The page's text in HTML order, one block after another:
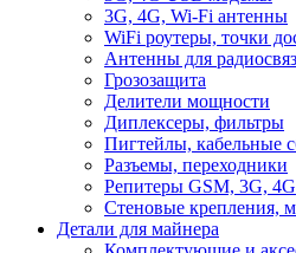
3G, 4G, Wi-Fi антенны
WiFi роутеры, точки
Антенны для
Грозозащита
Делители мощности
Диплексеры, фильтры
Пигтейлы, кабельные
Разъемы, переходники
Репитеры GSM, 3G, 4G
Стеновые крепления,
Детали для майнера